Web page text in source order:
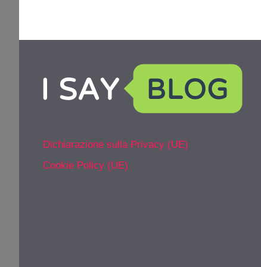
Dichiarazione sulla Privacy (UE)
Cookie Policy (UE)